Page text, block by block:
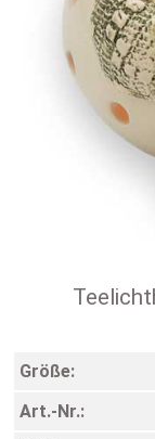
Größe:
Art.-Nr.: